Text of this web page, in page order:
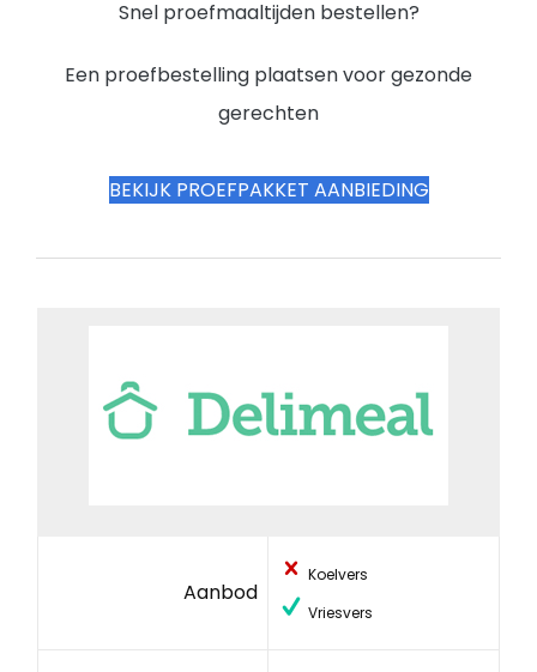
Snel proefmaaltijden bestellen?
Een proefbestelling plaatsen voor gezonde
gerechten
BEKIJK PROEFPAKKET AANBIEDING
Aanbod
Koelvers
Vriesvers